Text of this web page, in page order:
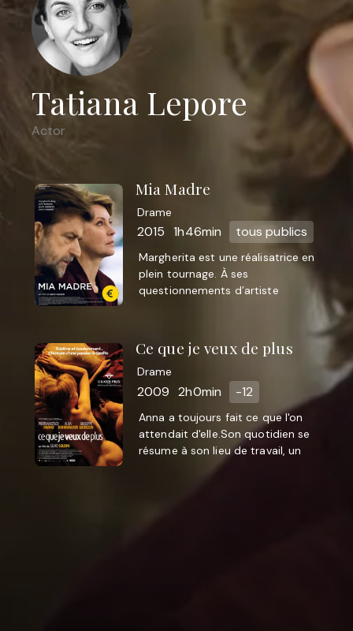
Tatiana Lepore
Actor
Mia Madre
Drame
2015 1h46min tous publics
Margherita est une réalisatrice en
plein tournage. À ses
questionnements d’artiste
réalisatrice ...
Ce que je veux de plus
Drame
2009 2h0min -12
Anna a toujours fait ce que l'on
attendait d'elle.Son quotidien se
résume à son lieu de travail, un
train de banlieue, une relation